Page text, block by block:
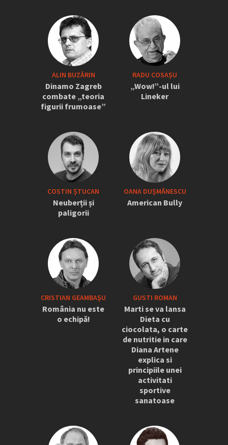
ALIN BUZĂRIN
Dinamo Zagreb
combate „teoria
figurii frumoase”
RADU COSAȘU
„Wow!”-ul lui
Lineker
COSTIN ȘTUCAN
Neuberții și
paligorii
OANA DUȘMĂNESCU
American Bully
CRISTIAN GEAMBAŞU
România nu este
o echipă!
GUSTI ROMAN
Marti se va lansa
Dieta cu
ciocolata, o carte
de nutritie in care
Diana Artene
explica si
principiile unei
activitati
sportive
sanatoase